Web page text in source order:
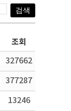
조회
327662
377287
13246